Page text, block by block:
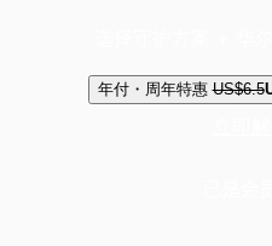
年付・周年特惠 US$6.5